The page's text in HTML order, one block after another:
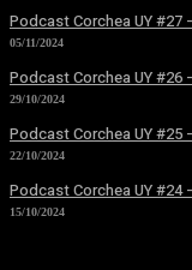
Podcast Corchea UY #27
05/11/2024
Podcast Corchea UY #26
29/10/2024
Podcast Corchea UY #25
22/10/2024
Podcast Corchea UY #24
15/10/2024